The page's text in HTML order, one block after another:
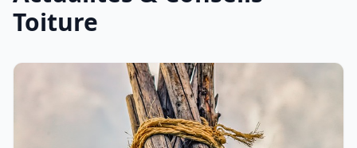
Toiture